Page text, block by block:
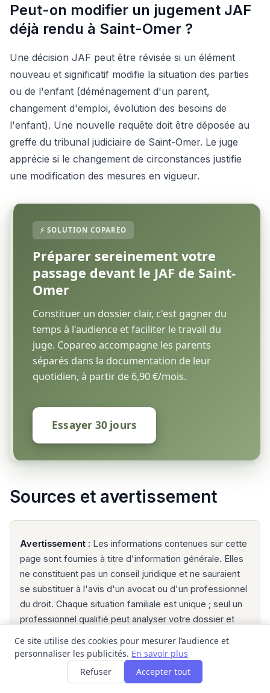
Peut-on modifier un jugement JAF
déjà rendu à Saint-Omer ?
Une décision JAF peut être révisée si un élément
nouveau et significatif modifie la situation des parties
ou de l'enfant (déménagement d'un parent,
changement d'emploi, évolution des besoins de
l'enfant). Une nouvelle requête doit être déposée au
greffe du tribunal judiciaire de Saint-Omer. Le juge
apprécie si le changement de circonstances justifie
une modification des mesures en vigueur.
Préparer sereinement votre
passage devant le JAF de Saint-
Omer
Constituer un dossier clair, c'est gagner du
temps à l'audience et faciliter le travail du
juge. Copareo accompagne les parents
séparés dans la documentation de leur
quotidien, à partir de 6,90 €/mois.
Essayer 30 jours
Sources et avertissement
Avertissement : Les informations contenues sur cette
page sont fournies à titre d'information générale. Elles
ne constituent pas un conseil juridique et ne sauraient
se substituer à l'avis d'un avocat ou d'un professionnel
du droit. Chaque situation familiale est unique ; seul un
professionnel qualifié peut analyser votre dossier et
un point-justice près de chez vous, consultez
Dernière mise à jour :
2026-06-18, d'après l'annuaire
Ce site utilise des cookies pour mesurer l’audience et
personnaliser les publicités. En savoir plus
Refuser
Accepter tout